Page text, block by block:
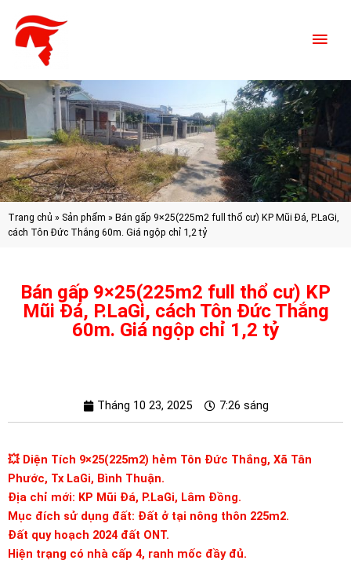
Trang chủ » Sản phẩm » Bán gấp 9×25(225m2 full thổ cư) KP Mũi Đá, P.LaGi,
cách Tôn Đức Thắng 60m. Giá ngộp chỉ 1,2 tỷ
Bán gấp 9×25(225m2 full thổ cư) KP
Mũi Đá, P.LaGi, cách Tôn Đức Thắng
60m. Giá ngộp chỉ 1,2 tỷ
Tháng 10 23, 2025 7:26 sáng
💥 Diện Tích 9×25(225m2) hẻm Tôn Đức Thắng, Xã Tân
Phước, Tx LaGi, Bình Thuận.
Địa chỉ mới: KP Mũi Đá, P.LaGi, Lâm Đồng.
Mục đích sử dụng đất: Đất ở tại nông thôn 225m2.
Đất quy hoạch 2024 đất ONT.
Hiện trạng có nhà cấp 4, ranh mốc đầy đủ.